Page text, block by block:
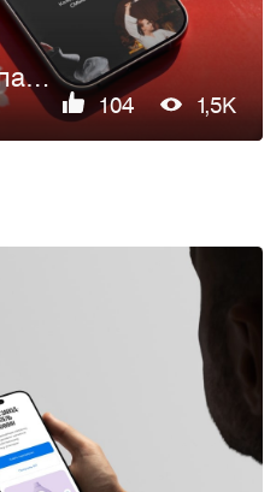
ИКИ — ресторан паназиатской кухни в центре Волгограда
104 1,5K